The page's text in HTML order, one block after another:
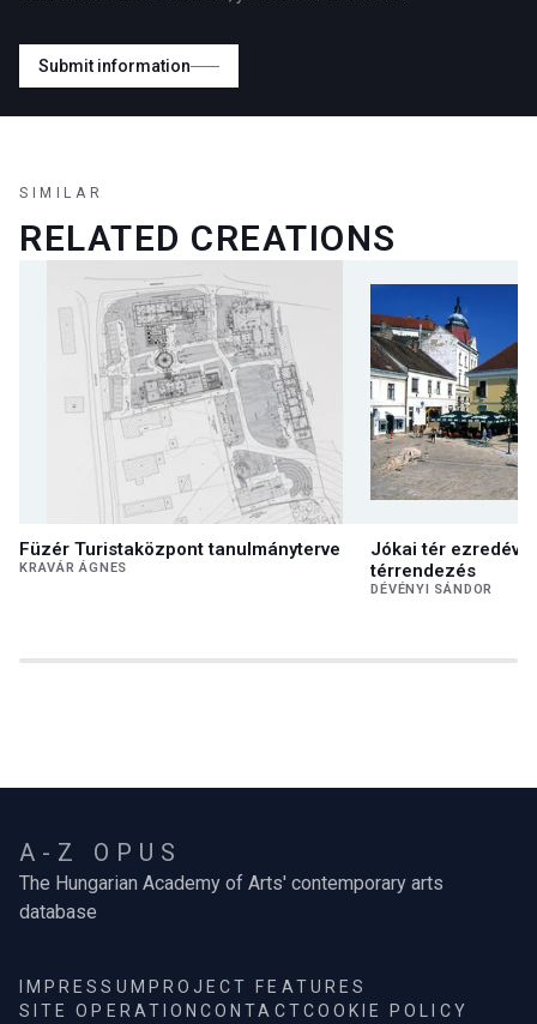
Submit information
SIMILAR
RELATED CREATIONS
Füzér Turistaközpont tanulmányterve
KRAVÁR ÁGNES
Jókai tér
térrendezés
DÉVÉNYI SÁNDOR
A-Z OPUS
The Hungarian Academy of Arts' contemporary arts
database
IMPRESSUM PROJECT FEATURES
SITE OPERATIONCONTACTCOOKIE POLICY